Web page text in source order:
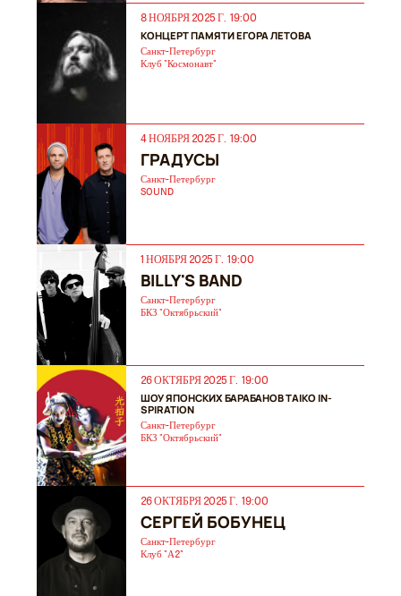
8 НОЯБРЯ 2025 Г. 19:00
КОНЦЕРТ ПАМЯТИ ЕГОРА ЛЕТОВА
Санкт-Петербург
Клуб "Космонавт"
4 НОЯБРЯ 2025 Г. 19:00
ГРАДУСЫ
Санкт-Петербург
SOUND
1 НОЯБРЯ 2025 Г. 19:00
BILLY'S BAND
Санкт-Петербург
БКЗ "Октябрьский"
26 ОКТЯБРЯ 2025 Г. 19:00
ШОУ ЯПОНСКИХ БАРАБАНОВ TAIKO IN-
SPIRATION
Санкт-Петербург
БКЗ "Октябрьский"
26 ОКТЯБРЯ 2025 Г. 19:00
СЕРГЕЙ БОБУНЕЦ
Санкт-Петербург
Клуб "А2"